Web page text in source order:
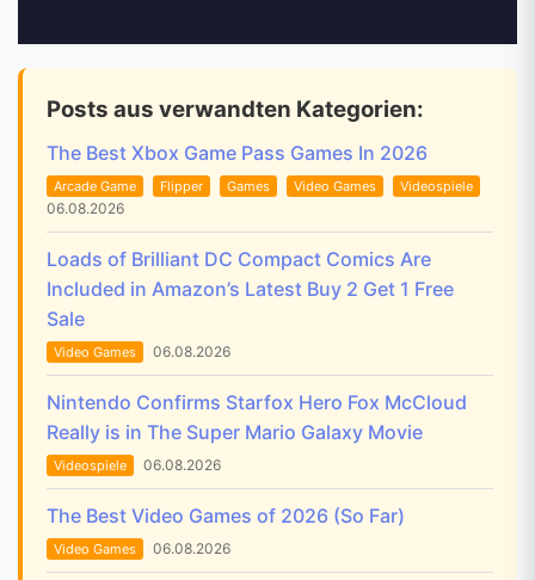
Posts aus verwandten Kategorien:
The Best Xbox Game Pass Games In 2026
Arcade Game Flipper Games Video Games Videospiele
06.08.2026
Loads of Brilliant DC Compact Comics Are
Included in Amazon’s Latest Buy 2 Get 1 Free
Sale
Video Games 06.08.2026
Nintendo Confirms Starfox Hero Fox McCloud
Really is in The Super Mario Galaxy Movie
Videospiele 06.08.2026
The Best Video Games of 2026 (So Far)
Video Games 06.08.2026